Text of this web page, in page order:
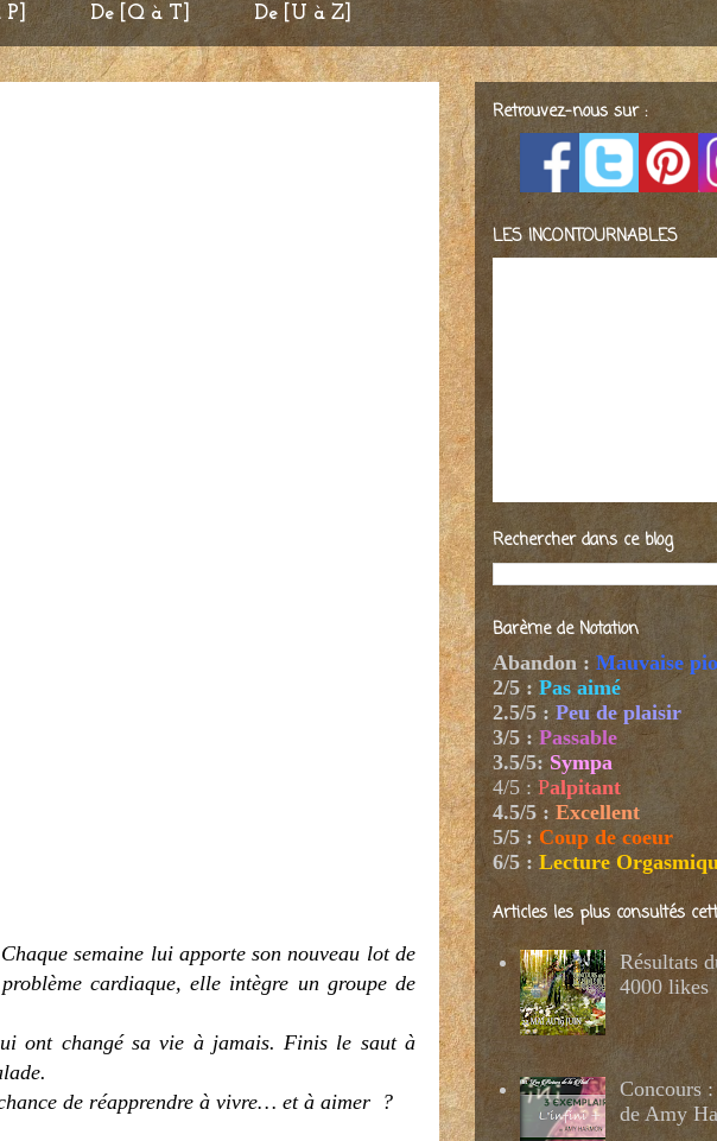
De [Q à T] De [U à Z]
semaine lui apporte son nouveau lot de
cardiaque, elle intègre un groupe de
ont changé sa vie à jamais. Finis le saut à
de réapprendre à vivre… et à aimer ?
Retrouvez-nous sur :
LES INCONTOURNABLES
Rechercher dans ce blog
Barème de Notation
Abandon : Mauvaise
2/5 : Pas aimé
2.5/5 : Peu de plaisir
3/5 : Passable
3.5/5: Sympa
4/5 : Palpitant
4.5/5 : Excellent
5/5 : Coup de coeur
6/5: Lecture
Articles les plus consultés
Résultats
4000 likes
Concours
de Amy